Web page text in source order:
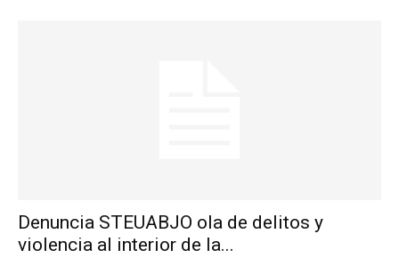
Denuncia STEUABJO ola de delitos y
violencia al interior de la...